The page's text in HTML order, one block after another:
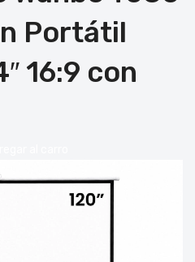
Portátil
16:9 con